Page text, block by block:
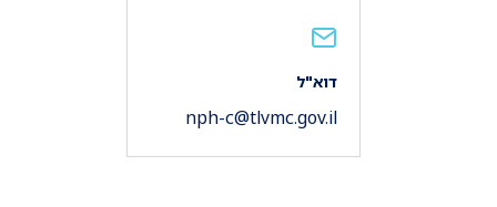
דוא"ל
nph-c@tlvmc.gov.il